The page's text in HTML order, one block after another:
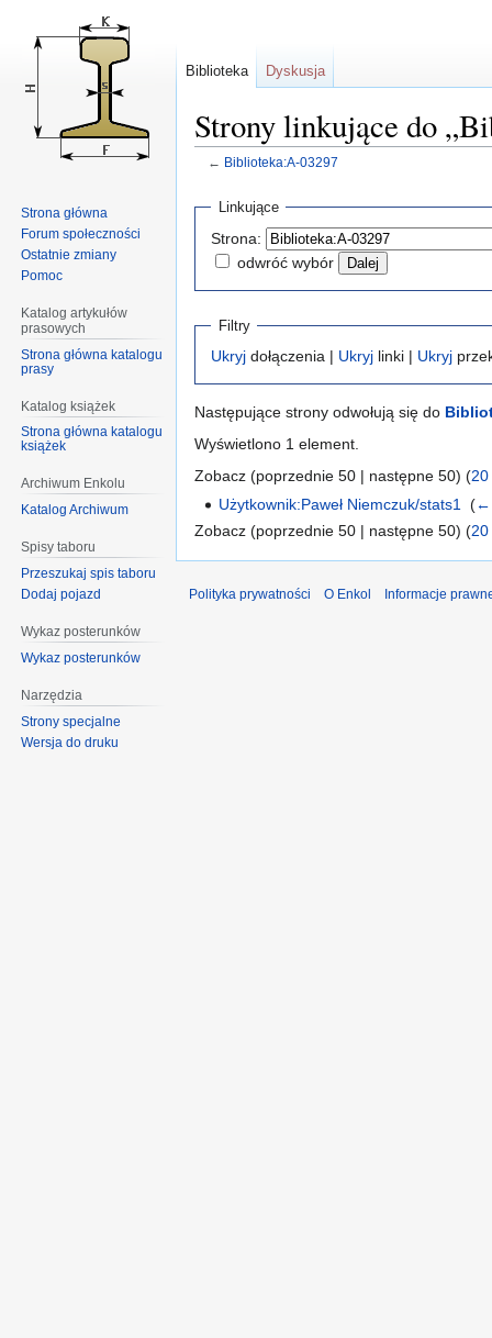
Strony linkujące do
← Biblioteka:A-03297
Przejdź
nawigacji
Przejdź
wyszukiwania
Linkujące
Strona:
odwróć wybór
Filtry
Ukryj dołączenia | Ukryj linki | Ukryj
Następujące strony odwołują się do
Wyświetlono 1 element.
Zobacz (poprzednie 50 | następne 50) (20
Użytkownik:Paweł Niemczuk/stats1 ‎(←
Zobacz (poprzednie 50 | następne 50) (20
Biblioteka Dyskusja
Strona główna
Forum społeczności
Ostatnie zmiany
Pomoc
Katalog artykułów
prasowych
Strona główna katalogu
prasy
Katalog książek
Strona główna katalogu
książek
Archiwum Enkolu
Katalog Archiwum
Spisy taboru
Przeszukaj spis taboru
Dodaj pojazd
Wykaz posterunków
Wykaz posterunków
Narzędzia
Strony specjalne
Wersja do druku
Polityka prywatności O Enkol Informacje